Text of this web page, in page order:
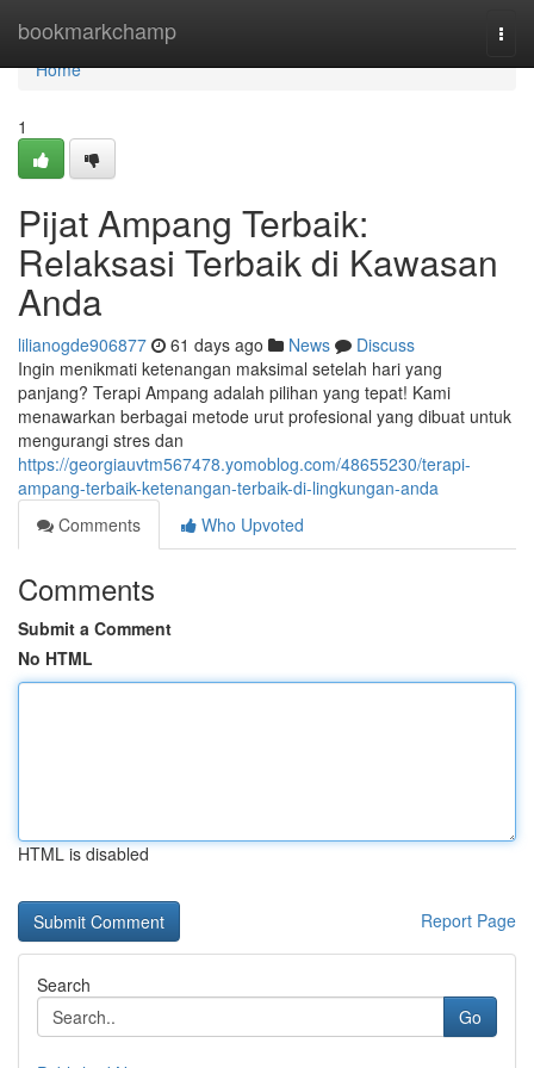
bookmarkchamp
Home
Home
1
Pijat Ampang Terbaik:
Relaksasi Terbaik di Kawasan
Anda
lilianogde906877 61 days ago News
Discuss
Ingin menikmati ketenangan maksimal setelah hari yang
panjang? Terapi Ampang adalah pilihan yang tepat! Kami
menawarkan berbagai metode urut profesional yang dibuat untuk
mengurangi stres dan
https://georgiauvtm567478.yomoblog.com/48655230/terapi-
ampang-terbaik-ketenangan-terbaik-di-lingkungan-anda
Comments
Who Upvoted
Comments
Submit a Comment
No HTML
HTML is disabled
Report Page
Search
Go